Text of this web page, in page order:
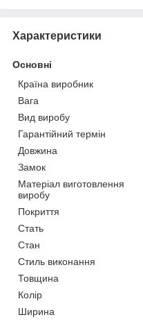
Характеристики
Основні
Країна виробник
Вага
Вид виробу
Гарантійний термін
Довжина
Замок
Матеріал виготовлення
виробу
Покриття
Стать
Стан
Стиль виконання
Товщина
Колір
Ширина